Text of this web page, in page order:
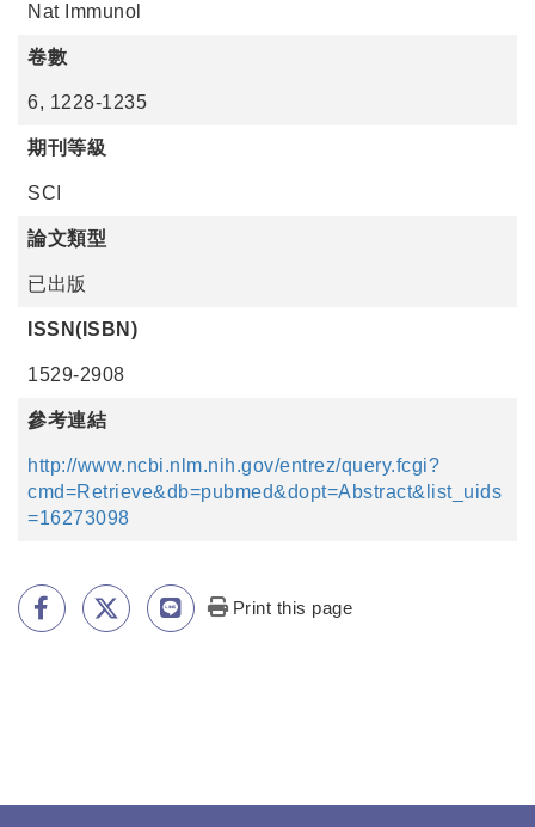
Nat Immunol
卷數
6, 1228-1235
期刊等級
SCI
論文類型
已出版
ISSN(ISBN)
1529-2908
參考連結
http://www.ncbi.nlm.nih.gov/entrez/query.fcgi?
cmd=Retrieve&db=pubmed&dopt=Abstract&list_uids
=16273098
Print this page